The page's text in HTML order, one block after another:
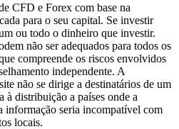
CFD e Forex com base na
para o seu capital. Se investir
ou todo o dinheiro que investir.
não ser adequados para todos os
compreende os riscos envolvidos
independente. A
não se dirige a destinatários de um
à distribuição a países onde a
informação seria incompatível com
locais.